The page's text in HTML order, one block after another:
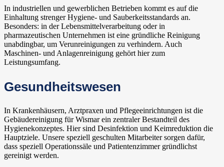
In industriellen und gewerblichen Betrieben kommt es auf die
Einhaltung strenger Hygiene- und Sauberkeitsstandards an.
Besonders: in der Lebensmittelverarbeitung oder in
pharmazeutischen Unternehmen ist eine gründliche Reinigung
unabdingbar, um Verunreinigungen zu verhindern. Auch
Maschinen- und Anlagenreinigung gehört hier zum
Leistungsumfang.
Gesundheitswesen
In Krankenhäusern, Arztpraxen und Pflegeeinrichtungen ist die
Gebäudereinigung für Wismar ein zentraler Bestandteil des
Hygienekonzeptes. Hier sind Desinfektion und Keimreduktion die
Hauptziele. Unsere speziell geschulten Mitarbeiter sorgen dafür,
dass speziell Operationssäle und Patientenzimmer gründlichst
gereinigt werden.